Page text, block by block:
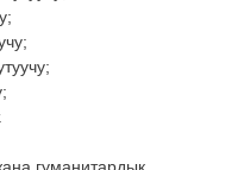
гуманитардык